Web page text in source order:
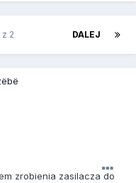
DALEJ
z 2
zrobienia zasilacza do